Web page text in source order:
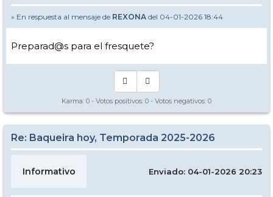
» En respuesta al mensaje de REXONA del 04-01-2026 18:44
Preparad@s para el fresquete?
Karma: 0 - Votos positivos: 0 - Votos negativos: 0
Re: Baqueira hoy, Temporada 2025-2026
Informativo Enviado: 04-01-2026 20:23